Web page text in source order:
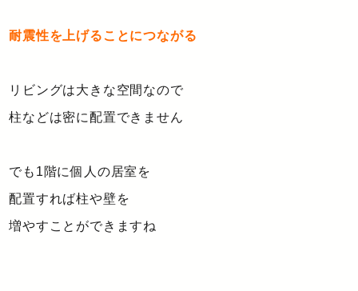
耐震性を上げることにつながる
リビングは大きな空間なので
柱などは密に配置できません
でも1階に個人の居室を
配置すれば柱や壁を
増やすことができますね